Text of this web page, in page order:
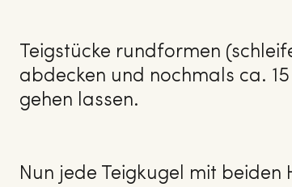
Teigstücke rundformen
abdecken und nochmals ca.
gehen lassen.
Nun jede Teigkugel mit beiden